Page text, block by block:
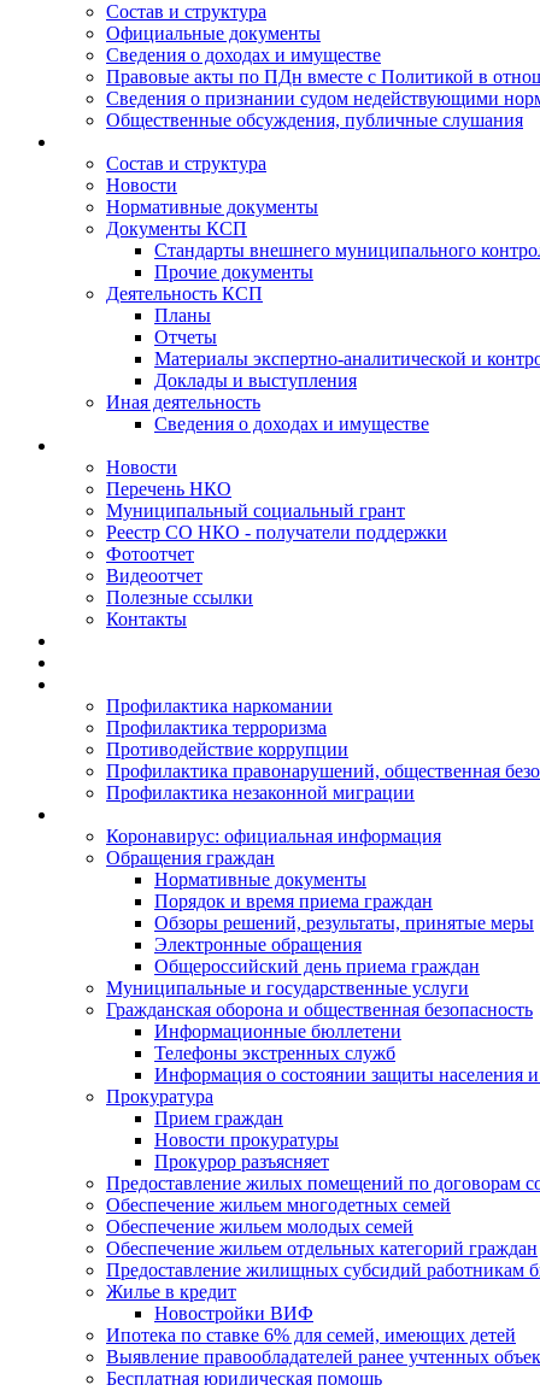
Состав и структура
Официальные документы
Сведения о доходах и имуществе
Правовые акты по ПДн вместе с Политикой в
Сведения о признании судом недействующими
Общественные обсуждения, публичные слушания
Состав и структура
Новости
Нормативные документы
Документы КСП
Стандарты внешнего муниципального
Прочие документы
Деятельность КСП
Планы
Отчеты
Материалы экспертно-аналитической и
Доклады и выступления
Иная деятельность
Сведения о доходах и имуществе
Новости
Перечень НКО
Муниципальный социальный грант
Реестр СО НКО - получатели поддержки
Фотоотчет
Видеоотчет
Полезные ссылки
Контакты
Профилактика наркомании
Профилактика терроризма
Противодействие коррупции
Профилактика правонарушений, общественная
Профилактика незаконной миграции
Коронавирус: официальная информация
Обращения граждан
Нормативные документы
Порядок и время приема граждан
Обзоры решений, результаты, принятые меры
Электронные обращения
Общероссийский день приема граждан
Муниципальные и государственные услуги
Гражданская оборона и общественная безопасность
Информационные бюллетени
Телефоны экстренных служб
Информация о состоянии защиты населения
Прокуратура
Прием граждан
Новости прокуратуры
Прокурор разъясняет
Предоставление жилых помещений по договорам
Обеспечение жильем многодетных семей
Обеспечение жильем молодых семей
Обеспечение жильем отдельных категорий граждан
Предоставление жилищных субсидий работникам
Жилье в кредит
Новостройки ВИФ
Ипотека по ставке 6% для семей, имеющих детей
Выявление правообладателей ранее учтенных
Бесплатная юридическая помощь